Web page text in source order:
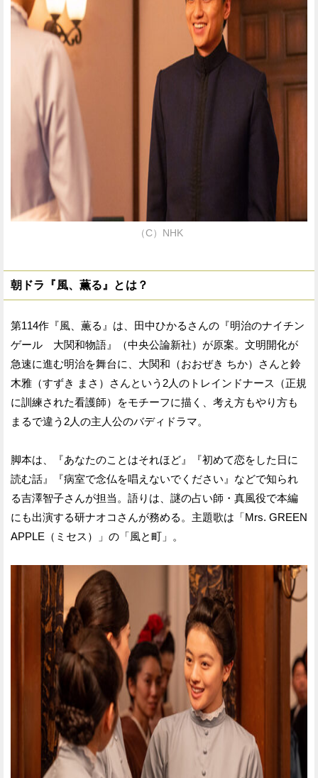
（C）NHK
朝ドラ『風、薫る』とは？
第114作『風、薫る』は、田中ひかるさんの『明治のナイチン
ゲール 大関和物語』（中央公論新社）が原案。文明開化が
急速に進む明治を舞台に、大関和（おおぜき ちか）さんと鈴
木雅（すずき まさ）さんという2人のトレインドナース（正規
に訓練された看護師）をモチーフに描く、考え方もやり方も
まるで違う2人の主人公のバディドラマ。
脚本は、『あなたのことはそれほど』『初めて恋をした日に
読む話』『病室で念仏を唱えないでください』などで知られ
る吉澤智子さんが担当。語りは、謎の占い師・真風役で本編
にも出演する研ナオコさんが務める。主題歌は「Mrs. GREEN
APPLE（ミセス）」の「風と町」。